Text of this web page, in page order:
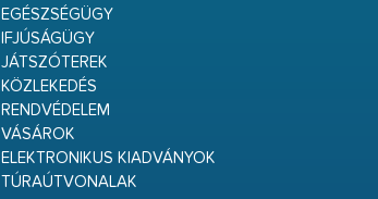
EGÉSZSÉGÜGY
IFJÚSÁGÜGY
JÁTSZÓTEREK
KÖZLEKEDÉS
RENDVÉDELEM
VÁSÁROK
ELEKTRONIKUS KIADVÁNYOK
TÚRAÚTVONALAK